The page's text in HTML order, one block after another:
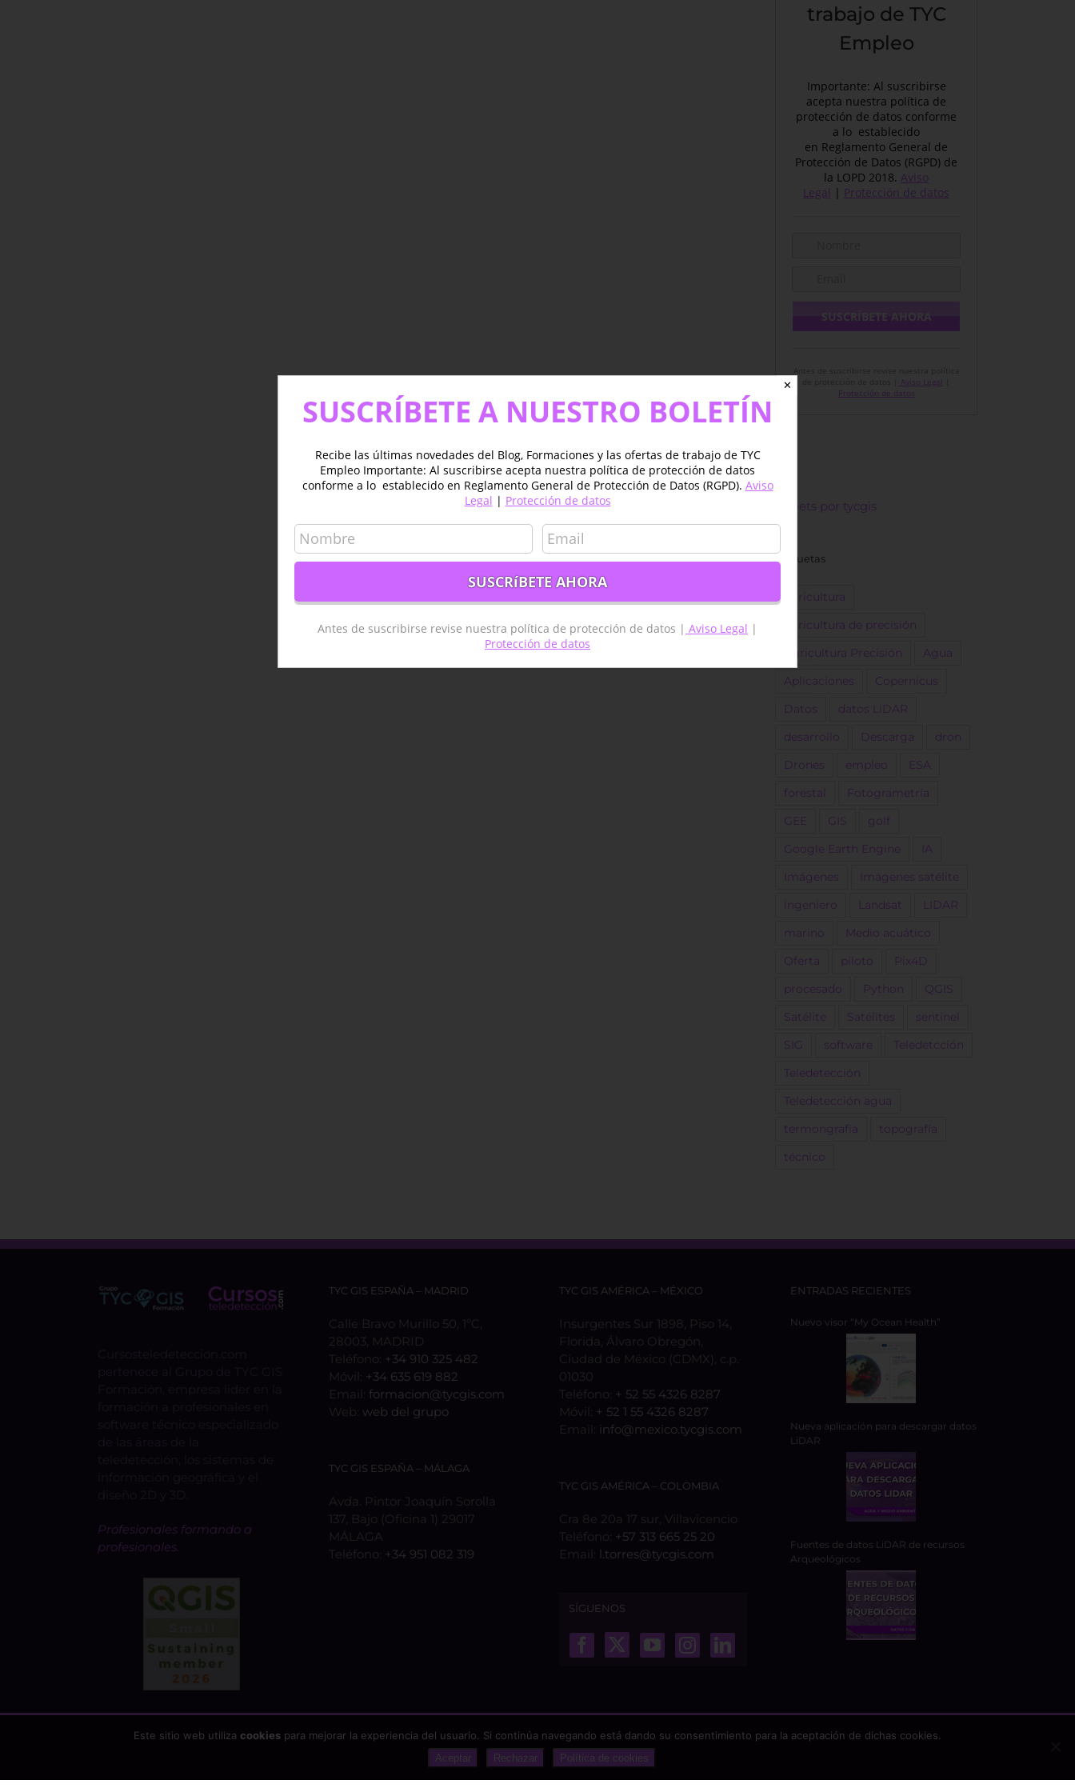
trabajo de TYC
Empleo
Importante: Al suscribirse
acepta nuestra política de
protección de datos conforme
a lo establecido
en Reglamento General de
Protección de Datos (RGPD) de
la LOPD 2018. Aviso
Legal | Protección de datos
Aviso Legal
Protección de datos
Tweets por tycgis
Etiquetas
agricultura
agricultura de precisión
Agricultura Precisión Agua
Aplicaciones Copernicus
Datos datos LiDAR
desarrollo Descarga dron
Drones empleo ESA
forestal Fotogrametría
GEE GIS golf
Google Earth Engine IA
Imágenes Imágenes satélite
ingeniero Landsat LIDAR
marino Medio acuático
Oferta piloto Pix4D
procesado Python QGIS
Satélite Satélites sentinel
SIG software Teledetcción
Teledetección
Teledetección agua
termongrafía topografía
técnico
Profesionales formando a
profesionales.
TYC GIS ESPAÑA – MADRID
Calle Bravo Murillo 50, 1ºC,
28003, MADRID
Teléfono: +34 910 325 482
Móvil: +34 635 619 882
Email: formacion@tycgis.com
Web: web del grupo
TYC GIS ESPAÑA – MÁLAGA
Avda. Pintor Joaquín Sorolla
137, Bajo (Oficina 1) 29017
MÁLAGA
Teléfono: +34 951 082 319
TYC GIS AMÉRICA – MÉXICO
Insurgentes Sur 1898, Piso 14,
Florida, Álvaro Obregón,
Ciudad de México (CDMX), c.p.
01030
Teléfono: + 52 55 4326 8287
Móvil: + 52 1 55 4326 8287
Email: info@mexico.tycgis.com
TYC GIS AMÉRICA – COLOMBIA
Cra 8e 20a 17 sur, Villavicencio
Teléfono: +57 313 665 25 20
Email: l.torres@tycgis.com
SÍGUENOS
ENTRADAS RECIENTES
Nuevo visor “My Ocean Health”
Nueva aplicación para descargar datos
LiDAR
Fuentes de datos LiDAR de recursos
Arqueológicos
Copyright 2026 - TYC GIS Soluciones Integrales SL | Todos los derechos reservados |Aviso Legal |Protección de datos
Este sitio web utiliza cookies para mejorar la experiencia del usuario. Si continúa navegando está dando su consentimiento para la aceptación de dichas cookies.
Aceptar Rechazar Política de cookies
✕
SUSCRÍBETE A NUESTRO BOLETÍN
Recibe las últimas novedades del Blog, Formaciones y las ofertas de trabajo de TYC
Empleo Importante: Al suscribirse acepta nuestra política de protección de datos
conforme a lo establecido en Reglamento General de Protección de Datos (RGPD). Aviso
Legal | Protección de datos
Antes de suscribirse revise nuestra política de protección de datos | Aviso Legal |
Protección de datos